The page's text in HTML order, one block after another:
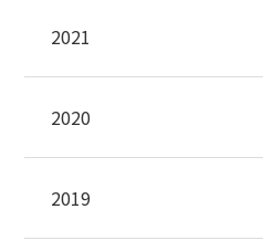
2021
2020
2019